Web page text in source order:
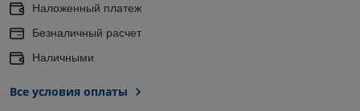
Наложенный платеж
Безналичный расчет
Наличными
Все условия оплаты